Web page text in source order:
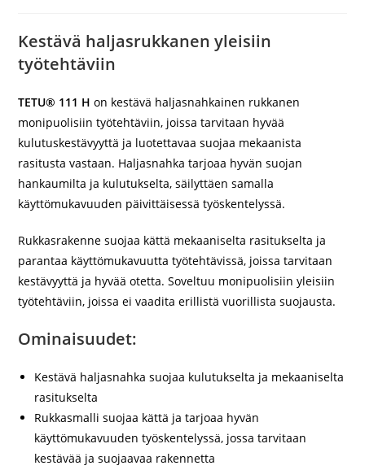
Kestävä haljasrukkanen yleisiin
työtehtäviin
TETU® 111 H on kestävä haljasnahkainen rukkanen
monipuolisiin työtehtäviin, joissa tarvitaan hyvää
kulutuskestävyyttä ja luotettavaa suojaa mekaanista
rasitusta vastaan. Haljasnahka tarjoaa hyvän suojan
hankaumilta ja kulutukselta, säilyttäen samalla
käyttömukavuuden päivittäisessä työskentelyssä.
Rukkasrakenne suojaa kättä mekaaniselta rasitukselta ja
parantaa käyttömukavuutta työtehtävissä, joissa tarvitaan
kestävyyttä ja hyvää otetta. Soveltuu monipuolisiin yleisiin
työtehtäviin, joissa ei vaadita erillistä vuorillista suojausta.
Ominaisuudet:
Kestävä haljasnahka suojaa kulutukselta ja mekaaniselta
rasitukselta
Rukkasmalli suojaa kättä ja tarjoaa hyvän
käyttömukavuuden työskentelyssä, jossa tarvitaan
kestävää ja suojaavaa rakennetta